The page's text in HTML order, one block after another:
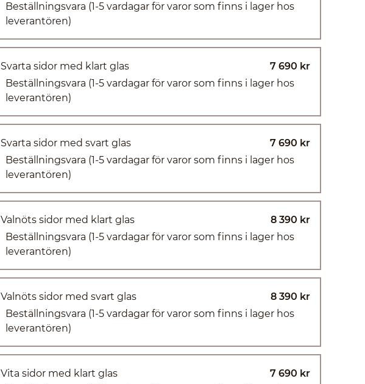
Beställningsvara (1-5 vardagar för varor som finns i lager hos
leverantören)
Svarta sidor med klart glas
7 690 kr
Beställningsvara (1-5 vardagar för varor som finns i lager hos
leverantören)
Svarta sidor med svart glas
7 690 kr
Beställningsvara (1-5 vardagar för varor som finns i lager hos
leverantören)
Valnöts sidor med klart glas
8 390 kr
Beställningsvara (1-5 vardagar för varor som finns i lager hos
leverantören)
Valnöts sidor med svart glas
8 390 kr
Beställningsvara (1-5 vardagar för varor som finns i lager hos
leverantören)
Vita sidor med klart glas
7 690 kr